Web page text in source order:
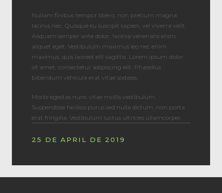
Nullam finibus tempor libero, non pretium magna
lacinia nec. Quisque eu suscipit sapien, vel viverra velit.
Aliquam semper ante dolor, lacinia venenatis enim
aliquet eget. Vestibulum maximus leo nec enim
maximus, quis laoreet elit sagittis. Lorem ipsum dolor
sit amet, consectetur adipiscing elit. Phasellus
bibendum vehicula erat vitae sodales.
Morbi egestas nunc vitae mollis vestibulum.
Suspendisse facilisis purus sed nulla dictum, non porta
erat fringilla. Vestibulum luctus ultricies ullamcorper.
25 DE APRIL DE 2019